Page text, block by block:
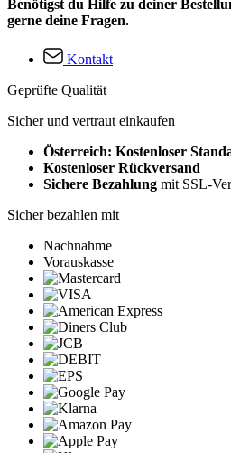
Benötigst du Hilfe zu deiner
gerne deine Fragen.
Kontakt
Geprüfte Qualität
Sicher und vertraut einkaufen
Österreich: Kostenloser
Kostenloser Rückversand
Sichere Bezahlung mit SSL-
Sicher bezahlen mit
Nachnahme
Vorauskasse